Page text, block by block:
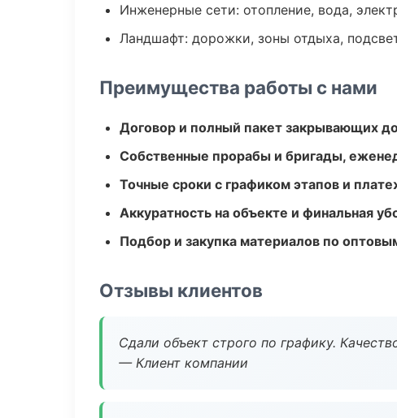
Инженерные сети: отопление, вода,
Ландшафт: дорожки, зоны отдыха,
Преимущества работы с нами
Договор и полный пакет закрывающих
Собственные прорабы и бригады,
Точные сроки с графиком этапов и
Аккуратность на объекте и финальная
Подбор и закупка материалов по
Отзывы клиентов
Сдали объект строго по графику.
— Клиент компании